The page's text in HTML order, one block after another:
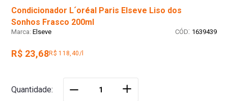
Condicionador L´oréal Paris Elseve Liso dos
Sonhos Frasco 200ml
Elseve : 1639439
R$ 23,68R$ 118,40/l
Quantidade ＋